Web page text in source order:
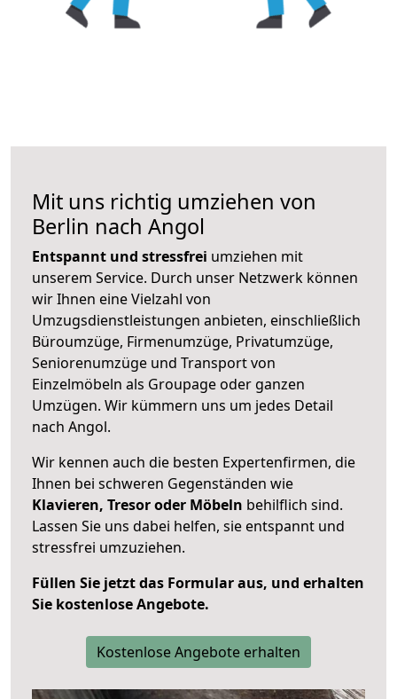
Mit uns richtig umziehen von
Berlin nach Angol
Entspannt und stressfrei umziehen mit
unserem Service. Durch unser Netzwerk können
wir Ihnen eine Vielzahl von
Umzugsdienstleistungen anbieten, einschließlich
Büroumzüge, Firmenumzüge, Privatumzüge,
Seniorenumzüge und Transport von
Einzelmöbeln als Groupage oder ganzen
Umzügen. Wir kümmern uns um jedes Detail
nach Angol.
Wir kennen auch die besten Expertenfirmen, die
Ihnen bei schweren Gegenständen wie
Klavieren, Tresor oder Möbeln behilflich sind.
Lassen Sie uns dabei helfen, sie entspannt und
stressfrei umzuziehen.
Füllen Sie jetzt das Formular aus, und erhalten
Sie kostenlose Angebote.
Kostenlose Angebote erhalten